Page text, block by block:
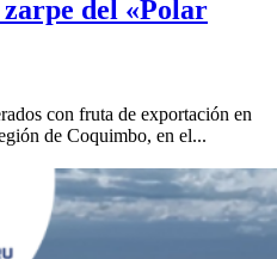
del «Polar
con fruta de exportación en
de Coquimbo, en el...